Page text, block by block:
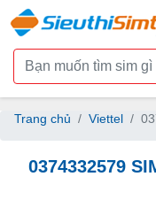
Trang chủ Viettel
0374332579